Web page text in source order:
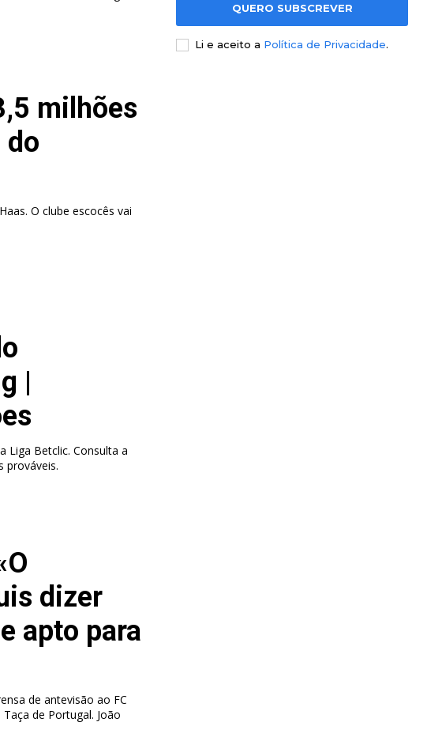
milhões
do
O clube escocês vai
|
Liga Betclic. Consulta a
prováveis.
dizer
apto para
de antevisão ao FC
de Portugal. João
QUERO SUBSCREVER
Li e aceito a Política de Privacidade.